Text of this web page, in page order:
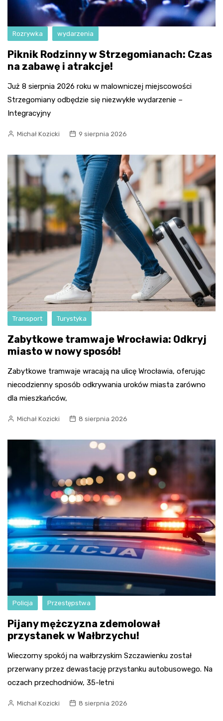
Rozrywka wydarzenia
Piknik Rodzinny w Strzegomianach: Czas
na zabawę i atrakcje!
Już 8 sierpnia 2026 roku w malowniczej miejscowości
Strzegomiany odbędzie się niezwykłe wydarzenie –
Integracyjny
Michał Kozicki 9 sierpnia 2026
Transport Turystyka
Zabytkowe tramwaje Wrocławia: Odkryj
miasto w nowy sposób!
Zabytkowe tramwaje wracają na ulicę Wrocławia, oferując
niecodzienny sposób odkrywania uroków miasta zarówno
dla mieszkańców,
Michał Kozicki 8 sierpnia 2026
Policja Przestępstwa
Pijany mężczyzna zdemolował
przystanek w Wałbrzychu!
Wieczorny spokój na wałbrzyskim Szczawienku został
przerwany przez dewastację przystanku autobusowego. Na
oczach przechodniów, 35-letni
Michał Kozicki 8 sierpnia 2026